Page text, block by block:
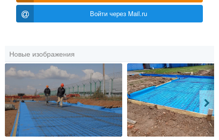
Войти через Mail.ru
Новые изображения